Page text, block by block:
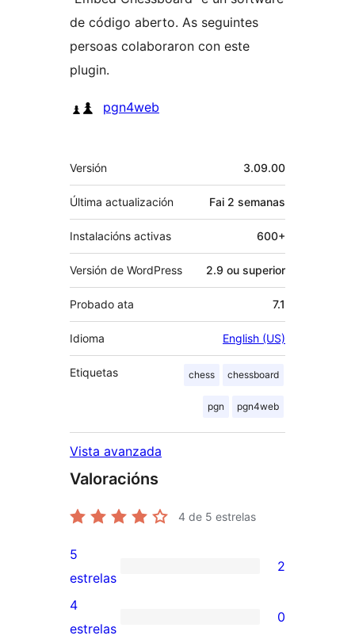
de código aberto. As seguintes
persoas colaboraron con este
plugin.
Colaboradores
pgn4web
Meta
Versión 3.09.00
Última actualización Fai 2 semanas
Instalacións activas 600+
Versión de WordPress 2.9 ou superior
Probado ata 7.1
Idioma English (US)
Etiquetas chess chessboard
pgn pgn4web
Vista avanzada
Valoracións
4 de 5 estrelas
2
valoracións
de
5
estrelas
2
0
4
estrelas
0